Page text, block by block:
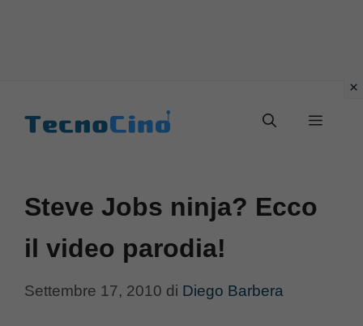
Menu
Steve Jobs ninja? Ecco
il video parodia!
Settembre 17, 2010 di Diego Barbera